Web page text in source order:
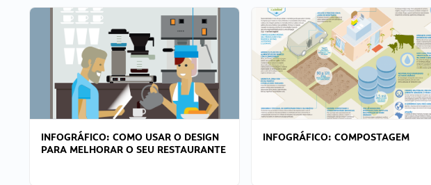
INFOGRÁFICO: COMO USAR O DESIGN
PARA MELHORAR O SEU RESTAURANTE
INFOGRÁFICO: COMPOSTAGEM